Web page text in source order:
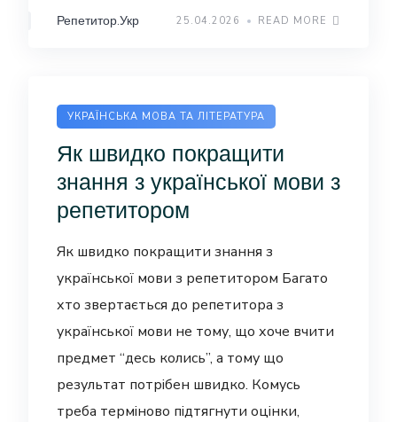
Репетитор.Укр 25.04.2026 READ MORE
УКРАЇНСЬКА МОВА ТА ЛІТЕРАТУРА
Як швидко покращити
знання з української мови з
репетитором
Як швидко покращити знання з
української мови з репетитором Багато
хто звертається до репетитора з
української мови не тому, що хоче вчити
предмет “десь колись”, а тому що
результат потрібен швидко. Комусь
треба терміново підтягнути оцінки,